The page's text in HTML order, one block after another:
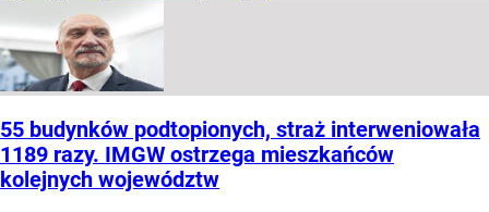
55 budynków podtopionych, straż interweniowała
1189 razy. IMGW ostrzega mieszkańców
kolejnych województw